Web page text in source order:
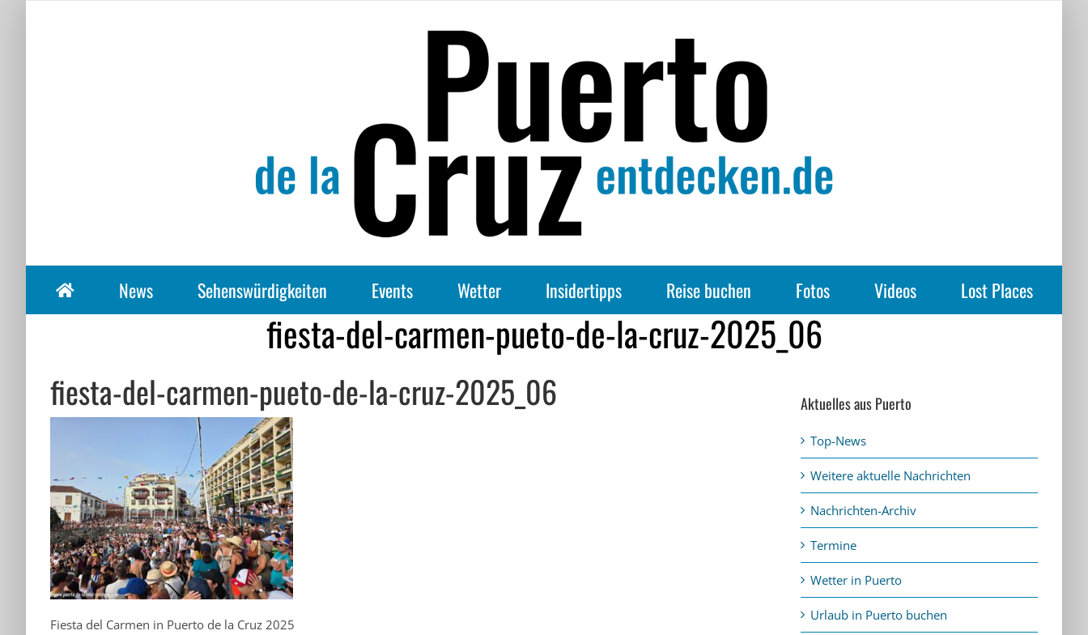
News Sehenswürdigkeiten Events Wetter Insidertipps Reise buchen Fotos Videos Lost Places
fiesta-del-carmen-pueto-de-la-cruz-2025_06
fiesta-del-carmen-pueto-de-la-cruz-2025_06
Fiesta del Carmen in Puerto de la Cruz 2025
Aktuelles aus Puerto
Top-News
Weitere aktuelle Nachrichten
Nachrichten-Archiv
Termine
Wetter in Puerto
Urlaub in Puerto buchen